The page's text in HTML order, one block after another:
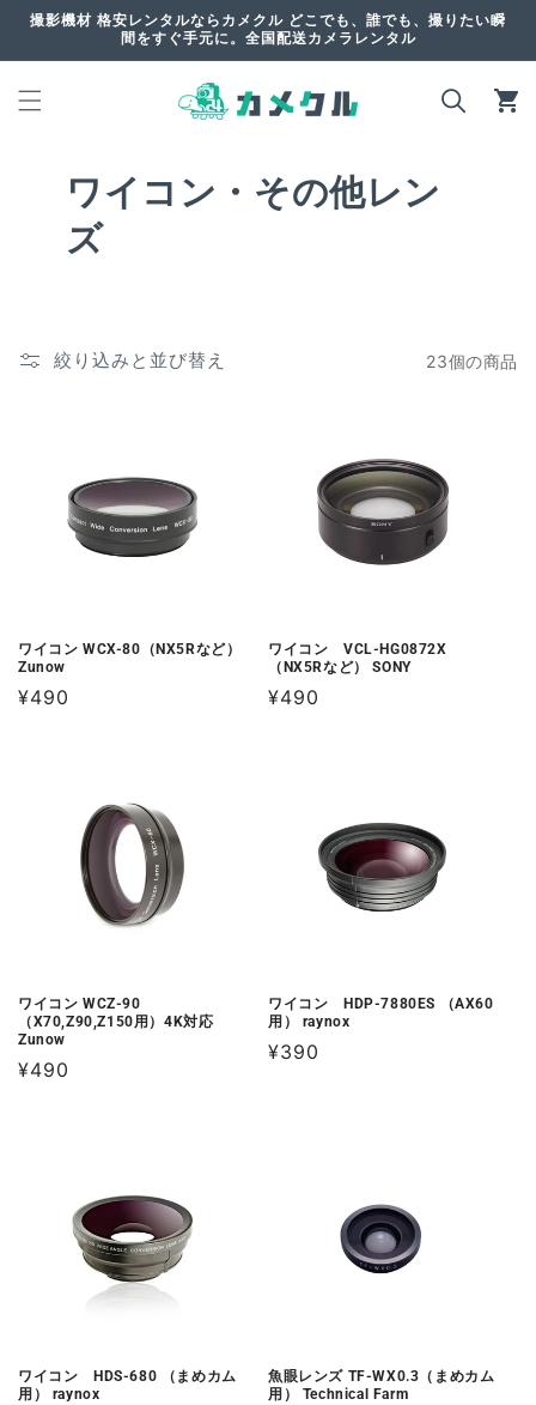
ンツに
撮影機材 格安レンタルならカメクル どこでも、誰でも、撮りたい瞬
間をすぐ手元に。全国配送カメラレンタル
ー
ワイコン・その他レン
ズ
絞り込みと並び替え 23個の商品
ワイコン WCX-80（NX5Rなど）
Zunow
通
¥490
ワイコン VCL-HG0872X
（NX5Rなど） SONY
通
¥490
ワイコン WCZ-90
（X70,Z90,Z150用）4K対応
Zunow
通
¥490
ワイコン HDP-7880ES （AX60
用） raynox
通
¥390
ワイコン HDS-680 （まめカム
用） raynox
魚眼レンズ TF-WX0.3（まめカム
用） Technical Farm